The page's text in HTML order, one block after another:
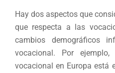
Hay dos aspectos que
que respecta a las
cambios demográficos
vocacional. Por
vocacional en Europa está